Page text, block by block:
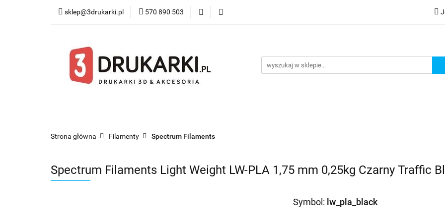
sklep@3drukarki.pl 570 890 503
Blog Bestsellery
Strona główna Filamenty Spectrum Filaments
Spectrum Filaments Light Weight LW-PLA 1,75 mm 0,25kg Czarny Traffic
Symbol: lw_pla_black